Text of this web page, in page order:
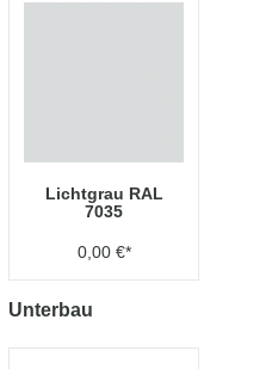
Lichtgrau RAL
7035
0,00 €*
Unterbau